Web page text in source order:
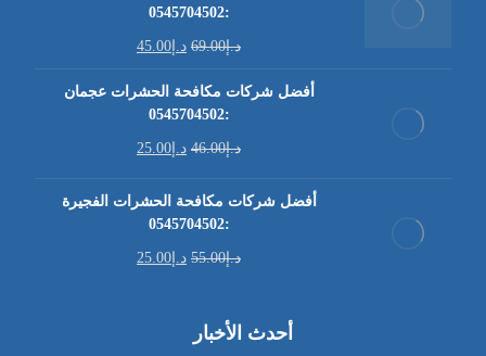
:0545704502
د.إ69.00 د.إ 45.00
أفضل شركات مكافحة الحشرات عجمان
:0545704502
د.إ46.00 د.إ 25.00
أفضل شركات مكافحة الحشرات الفجيرة
:0545704502
د.إ55.00 د.إ 25.00
أحدث الأخبار